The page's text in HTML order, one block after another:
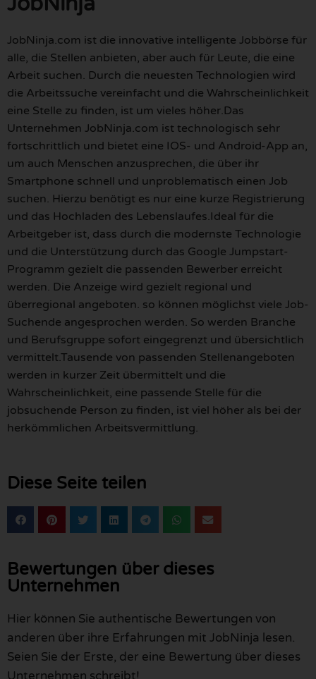
JobNinja.com ist die innovative intelligente Jobbörse für
alle, die Stellen anbieten, aber auch für Leute, die eine
Arbeit suchen. Durch die neuesten Technologien wird
die Arbeitssuche vereinfacht und die Wahrscheinlichkeit
eine Stelle zu finden, ist um vieles höher.Das
Unternehmen JobNinja.com ist technologisch sehr
fortschrittlich und bietet eine IOS- und Android-App an,
um auch Menschen anzusprechen, die über ihr
Smartphone schnell und unproblematisch einen Job
suchen. Hierzu benötigt es nur eine kurze Registrierung
und das Hochladen des Lebenslaufes.Ideal für die
Arbeitgeber ist, dass durch die modernste Technologie
und die Unterstützung durch das Google Jumpstart-
Programm gezielt die passenden Bewerber erreicht
werden. Die Anzeige wird gezielt regional und
überregional angeboten. so können möglichst viele Job-
Suchende angesprochen werden. So werden Branche
und Berufsgruppe sofort eingegrenzt und übersichtlich
vermittelt.Tausende von passenden Stellenangeboten
werden in kurzer Zeit übermittelt und die
Wahrscheinlichkeit, eine passende Stelle für die
jobsuchende Person zu finden, ist viel höher als bei der
herkömmlichen Arbeitsvermittlung.
Diese Seite teilen
Bewertungen über dieses
Unternehmen
Hier können Sie authentische Bewertungen von
anderen über ihre Erfahrungen mit JobNinja lesen.
Seien Sie der Erste, der eine Bewertung über dieses
Unternehmen schreibt!